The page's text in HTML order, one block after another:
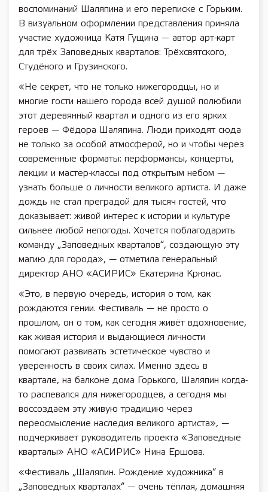
воспоминаний Шаляпина и его переписке с Горьким.
В визуальном оформлении представления приняла
участие художница Катя Гущина — автор арт-карт
для трёх Заповедных кварталов: Трёхсвятского,
Студёного и Грузинского.
«Не секрет, что не только нижегородцы, но и
многие гости нашего города всей душой полюбили
этот деревянный квартал и одного из его ярких
героев — Фёдора Шаляпина. Люди приходят сюда
не только за особой атмосферой, но и чтобы через
современные форматы: перформансы, концерты,
лекции и мастер-классы под открытым небом —
узнать больше о личности великого артиста. И даже
дождь не стал преградой для тысяч гостей, что
доказывает: живой интерес к истории и культуре
сильнее любой непогоды. Хочется поблагодарить
команду „Заповедных кварталов“, создающую эту
магию для города», — отметила генеральный
директор АНО «АСИРИС» Екатерина Крюнас.
«Это, в первую очередь, история о том, как
рождаются гении. Фестиваль — не просто о
прошлом, он о том, как сегодня живёт вдохновение,
как живая история и выдающиеся личности
помогают развивать эстетическое чувство и
уверенность в своих силах. Именно здесь в
квартале, на балконе дома Горького, Шаляпин когда-
то распевался для нижегородцев, а сегодня мы
воссоздаём эту живую традицию через
переосмысление наследия великого артиста», —
подчеркивает руководитель проекта «Заповедные
кварталы» АНО «АСИРИС» Нина Ершова.
«Фестиваль „Шаляпин. Рождение художника“ в
„Заповедных кварталах“ — очень тёплая, домашняя